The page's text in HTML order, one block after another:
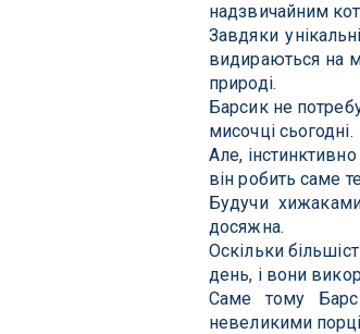
надзвичайним
Завдяки
видираються на
природі.
Барсик не
мисочці сьогодні.
Але,
він робить саме
Будучи
досяжна.
Оскільки
день, і вони
Саме тому
невеликими